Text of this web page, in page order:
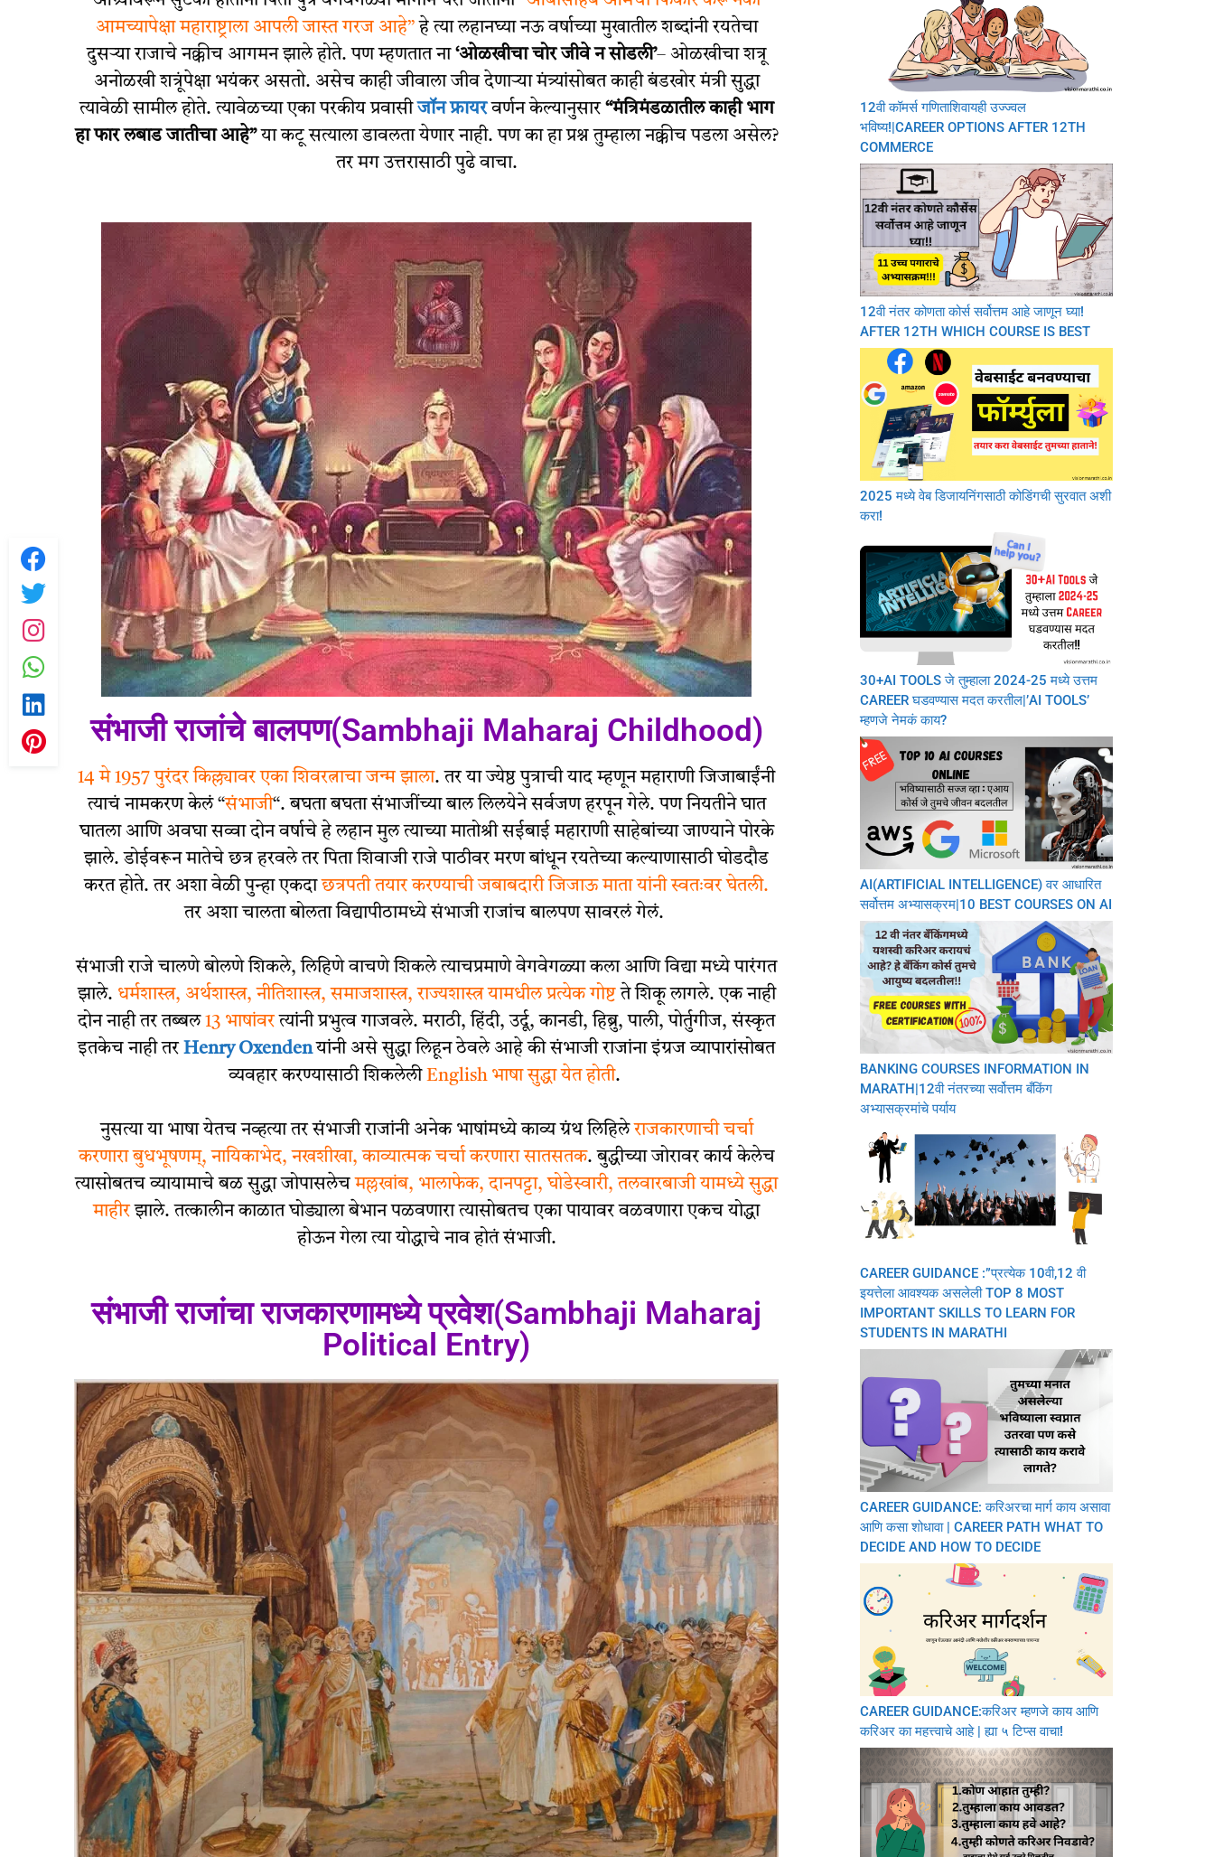
आमच्यापेक्षा महाराष्ट्राला आपली जास्त गरज आहे”हे त्या लहानघ्या नऊ वर्षाच्या मुखातील शब्दांनी रयतेचा
दुसऱ्या राजाचे नक्कीच आगमन झाले होते. पण म्हणतात ना ‘ओळखीचा चोर जीवे न सोडली’– ओळखीचा शत्रू
अनोळखी शत्रूंपेक्षा भयंकर असतो. असेच काही जीवाला जीव देणाऱ्या मंत्र्यांसोबत काही बंडखोर मंत्री सुद्धा
त्यावेळी सामील होते. त्यावेळच्या एका परकीय प्रवासीजॉन फ्रायरवर्णन केल्यानुसार “मंत्रिमंडळातील काही भाग
हा फार लबाड जातीचा आहे”या कटू सत्याला डावलता येणार नाही. पण का हा प्रश्न तुम्हाला नक्कीच पडला असेल?
तर मग उत्तरासाठी पुढे वाचा.
संभाजी राजांचे बालपण(Sambhaji Maharaj Childhood)
14 मे 1957 पुरंदर किल्ल्यावर एका शिवरत्नाचा जन्म झाला. तर या ज्येष्ठ पुत्राची याद म्हणून महाराणी जिजाबाईंनी
त्याचं नामकरण केलं “संभाजी“. बघता बघता संभाजींच्या बाल लिलयेने सर्वजण हरपून गेले. पण नियतीने घात
घातला आणि अवघा सव्वा दोन वर्षाचे हे लहान मुल त्याच्या मातोश्री सईबाई महाराणी साहेबांच्या जाण्याने पोरके
झाले. डोईवरून मातेचे छत्र हरवले तर पिता शिवाजी राजे पाठीवर मरण बांधून रयतेच्या कल्याणासाठी घोडदौड
करत होते. तर अशा वेळी पुन्हा एकदाछत्रपती तयार करण्याची जबाबदारी जिजाऊ मातायांनीस्वतःवर घेतली.
तर अशा चालता बोलता विद्यापीठामध्ये संभाजी राजांच बालपण सावरलं गेलं.
संभाजी राजे चालणे बोलणे शिकले, लिहिणे वाचणे शिकले त्याचप्रमाणे वेगवेगळ्या कला आणि विद्या मध्ये पारंगत
झाले. धर्मशास्त्र, अर्थशास्त्र, नीतिशास्त्र, समाजशास्त्र, राज्यशास्त्र यामधील प्रत्येक गोष्टते शिकू लागले. एक नाही
दोन नाही तर तब्बल 13 भाषांवरत्यांनी प्रभुत्व गाजवले. मराठी, हिंदी, उर्दू, कानडी, हिब्रु, पाली, पोर्तुगीज, संस्कृत
इतकेच नाही तर Henry Oxendenयांनी असे सुद्धा लिहून ठेवले आहे की संभाजी राजांना इंग्रज व्यापारांसोबत
व्यवहार करण्यासाठी शिकलेली English भाषा सुद्धा येत होती.
नुसत्या या भाषा येतच नव्हत्या तर संभाजी राजांनी अनेक भाषांमध्ये काव्य ग्रंथ लिहिलेराजकारणाची चर्चा
करणारा बुधभूषणम्, नायिकाभेद, नखशीखा, काव्यात्मक चर्चा करणारा सातसतक. बुद्धीच्या जोरावर कार्य केलेच
त्यासोबतच व्यायामाचे बळ सुद्धा जोपासलेचमल्लखांब, भालाफेक, दानपट्टा, घोडेस्वारी, तलवारबाजी यामध्ये सुद्धा
माहीरझाले. तत्कालीन काळात घोड्याला बेभान पळवणारा त्यासोबतच एका पायावर वळवणारा एकच योद्धा
होऊन गेला त्या योद्धाचे नाव होतं संभाजी.
संभाजी राजांचा राजकारणामध्ये प्रवेश(Sambhaji Maharaj
Political Entry)
12वी कॉमर्स गणिताशिवायही उज्ज्वल
भविष्य!|CAREER OPTIONS AFTER 12TH
COMMERCE
12वी नंतर कोणता कोर्स सर्वोत्तम आहे जाणून घ्या!
AFTER 12TH WHICH COURSE IS BEST
2025 मध्ये वेब डिजायनिंगसाठी कोडिंगची सुरवात अशी
करा!
30+AI TOOLS जे तुम्हाला 2024-25 मध्ये उत्तम
CAREER घडवण्यास मदत करतील|’AI TOOLS’
म्हणजे नेमकं काय?
AI(ARTIFICIAL INTELLIGENCE) वर आधारित
सर्वोत्तम अभ्यासक्रम|10 BEST COURSES ON AI
BANKING COURSES INFORMATION IN
MARATH|12वी नंतरच्या सर्वोत्तम बँकिंग
अभ्यासक्रमांचे पर्याय
CAREER GUIDANCE :”प्रत्येक 10वी,12 वी
इयत्तेला आवश्यक असलेली TOP 8 MOST
IMPORTANT SKILLS TO LEARN FOR
STUDENTS IN MARATHI
CAREER GUIDANCE: करिअरचा मार्ग काय असावा
आणि कसा शोधावा | CAREER PATH WHAT TO
DECIDE AND HOW TO DECIDE
CAREER GUIDANCE:करिअर म्हणजे काय आणि
करिअर का महत्त्वाचे आहे | ह्या ५ टिप्स वाचा!